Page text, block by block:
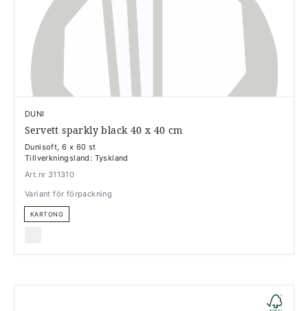
DUNI
Servett sparkly black 40 x 40 cm
Dunisoft, 6 x 60 st
Tillverkningsland: Tyskland
Art.nr 311310
Variant för förpackning
KARTONG